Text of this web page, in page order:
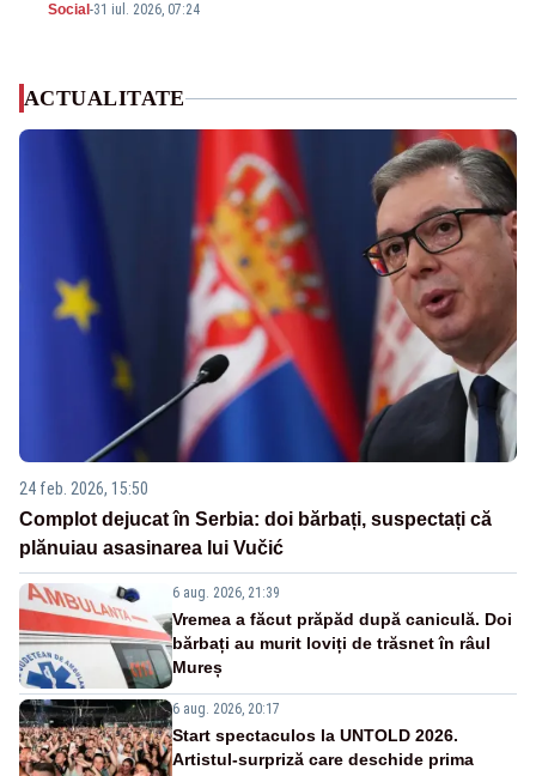
Social -31 iul. 2026, 07:24
ACTUALITATE
24 feb. 2026, 15:50
Complot dejucat în Serbia: doi bărbați, suspectați că
plănuiau asasinarea lui Vučić
6 aug. 2026, 21:39
Vremea a făcut prăpăd după caniculă. Doi
bărbați au murit loviți de trăsnet în râul
Mureș
6 aug. 2026, 20:17
Start spectaculos la UNTOLD 2026.
Artistul-surpriză care deschide prima